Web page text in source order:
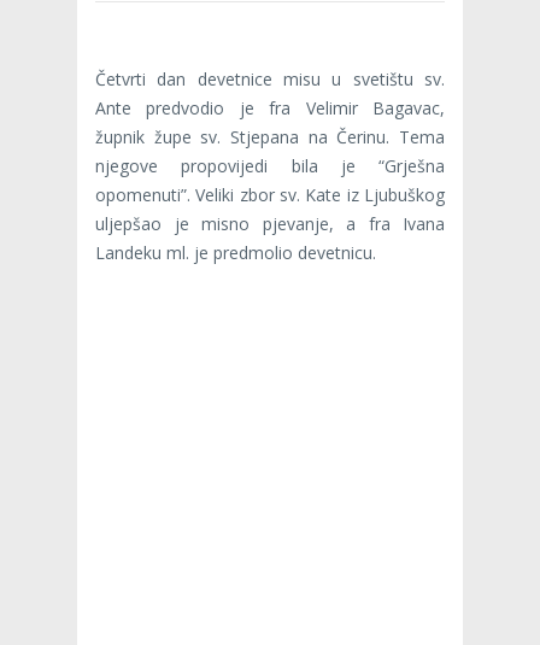
Četvrti dan devetnice misu u svetištu sv.
Ante predvodio je fra Velimir Bagavac,
župnik župe sv. Stjepana na Čerinu. Tema
njegove propovijedi bila je “Grješna
opomenuti”. Veliki zbor sv. Kate iz Ljubuškog
uljepšao je misno pjevanje, a fra Ivana
Landeku ml. je predmolio devetnicu.